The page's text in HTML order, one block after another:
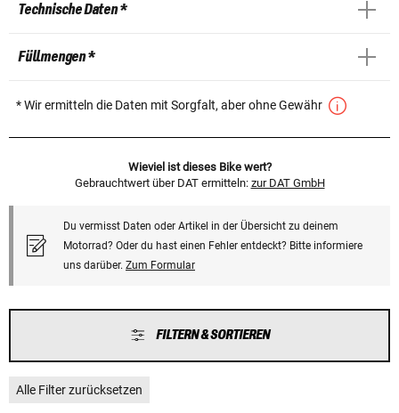
Technische Daten *
Füllmengen *
* Wir ermitteln die Daten mit Sorgfalt, aber ohne Gewähr
Wieviel ist dieses Bike wert?
Gebrauchtwert über DAT ermitteln: zur DAT GmbH
Du vermisst Daten oder Artikel in der Übersicht zu deinem
Motorrad? Oder du hast einen Fehler entdeckt? Bitte informiere
uns darüber. Zum Formular
FILTERN & SORTIEREN
Alle Filter zurücksetzen